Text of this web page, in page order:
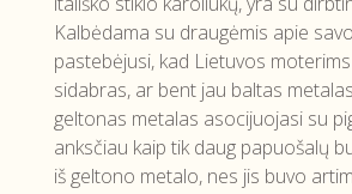
Kalbėdama su draugėmis apie
pastebėjusi, kad Lietuvos
sidabras, ar bent jau baltas
geltonas metalas asocijuojasi su
anksčiau kaip tik daug papuošalų
iš geltono metalo, nes jis buvo